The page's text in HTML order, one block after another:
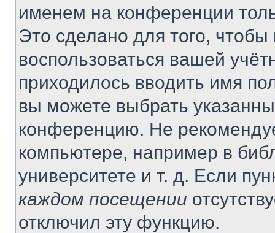
именем на конференции
Это сделано для того, чтобы
воспользоваться вашей
приходилось вводить имя
вы можете выбрать
конференцию. Не
компьютере, например в
университете и т. д. Если
каждом посещении
отключил эту функцию.